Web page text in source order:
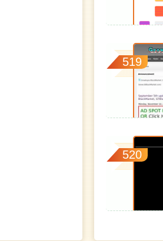
519
520